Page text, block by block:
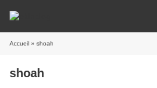
Accueil » shoah
shoah